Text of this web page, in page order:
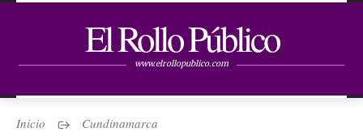
El Rollo Público
www.elrollopublico.com
Inicio Cundinamarca